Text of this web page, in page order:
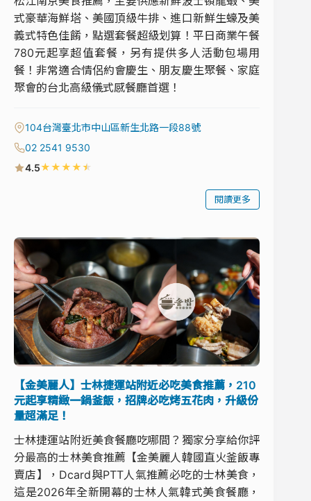
式豪華海鮮塔、美國頂級牛排、進口新鮮生蠔及美
義式特色佳餚，點選套餐超級划算！平日商業午餐
780元起享超值套餐，另有提供多人活動包場用
餐！非常適合情侶約會慶生、朋友慶生聚餐、家庭
聚會的台北高級儀式感餐廳首選！
104台灣臺北市中山區新生北路一段88號
02 2541 9530
4.5★★★★★
閱讀更多
【金美麗人】士林捷運站附近必吃美食推薦，210
元起享精緻一鍋釜飯，招牌必吃烤五花肉，升級份
量超滿足！
士林捷運站附近美食餐廳吃哪間？獨家分享給你評
分最高的士林美食推薦【金美麗人韓國直火釜飯專
賣店】，Dcard與PTT人氣推薦必吃的士林美食，
這是2026年全新開幕的士林人氣韓式美食餐廳，